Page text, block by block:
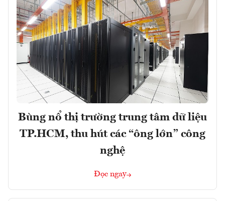
Bùng nổ thị trường trung tâm dữ liệu
TP.HCM, thu hút các “ông lớn” công
nghệ
Đọc ngay